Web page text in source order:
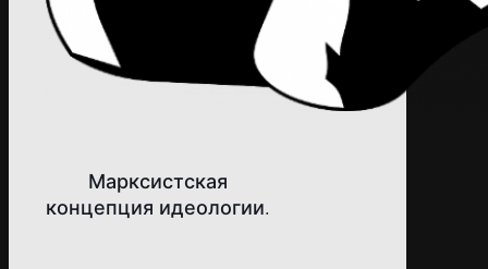
Марксистская
концепция идеологии.